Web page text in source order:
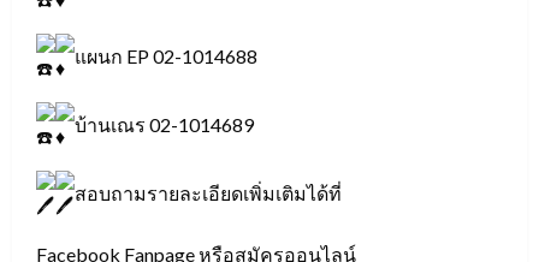
แผนก EP 02-1014688
บ้านเณร 02-1014689
สอบถามรายละเอียดเพิ่มเติมได้ที่
Facebook Fanpage หรือสมัครออนไลน์